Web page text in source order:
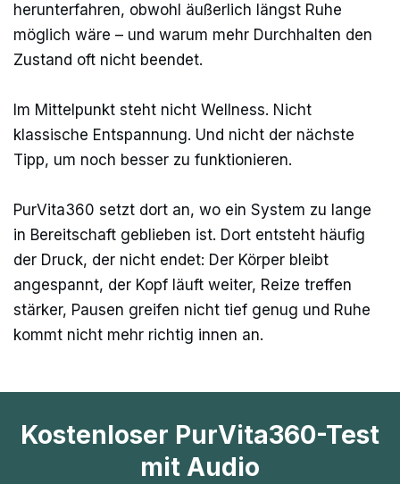
herunterfahren, obwohl äußerlich längst Ruhe
möglich wäre – und warum mehr Durchhalten den
Zustand oft nicht beendet.
Im Mittelpunkt steht nicht Wellness. Nicht
klassische Entspannung. Und nicht der nächste
Tipp, um noch besser zu funktionieren.
PurVita360 setzt dort an, wo ein System zu lange
in Bereitschaft geblieben ist. Dort entsteht häufig
der Druck, der nicht endet: Der Körper bleibt
angespannt, der Kopf läuft weiter, Reize treffen
stärker, Pausen greifen nicht tief genug und Ruhe
kommt nicht mehr richtig innen an.
Kostenloser PurVita360-Test
mit Audio